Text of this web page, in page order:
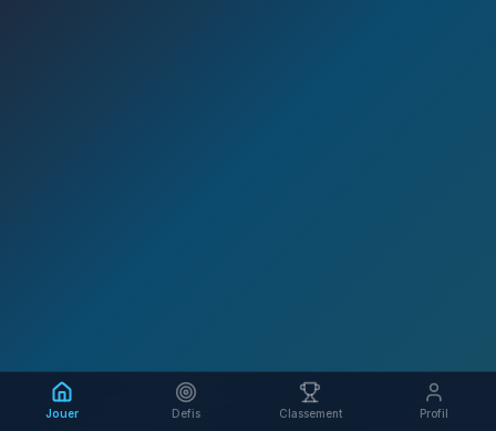
Jouer Defis Classement Profil